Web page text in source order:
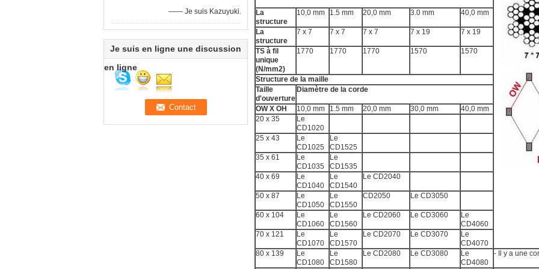
—— Je suis Kazuyuki.
Je suis en ligne une discussion
en ligne
La
structure
10,0 mm 1.5 mm 20,0 mm 3.0 mm 40,0 mm
La
structure
7 x 7 7 x 7 7 x 7 7 x 19 7 x 19
TS à fil
unique
(N/mm2)
1770 1770 1770 1570 1570
Structure de la maille
Taille
d'ouverture
Diamètre de la corde
OW X OH 10,0 mm 1.5 mm 20,0 mm 30,0 mm
40,0 mm
20 x 35
Le
CD1020
25 x 43
Le
CD1025
Le
CD1525
35 x 61
Le
CD1035
Le
CD1535
40 x 69
Le
CD1040
Le
CD1540
Le CD2040
50 x 87
Le
CD1050
Le
CD1550
CD2050 Le CD3050
60 x 104
Le
CD1060
Le
CD1560
Le CD2060 Le CD3060
Le
CD4060
70 x 121
Le
CD1070
Le
CD1570
Le CD2070 Le CD3070
Le
CD4070
80 x 139
Le
CD1080
Le
CD1580
Le CD2080 Le CD3080
Le
CD4080
- Il y a une